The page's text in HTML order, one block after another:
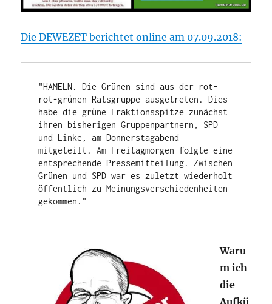
Die DEWEZET berichtet online am 07.09.2018:
"HAMELN. Die Grünen sind aus der rot-
rot-grünen Ratsgruppe ausgetreten. Dies
habe die grüne Fraktionsspitze zunächst
ihren bisherigen Gruppenpartnern, SPD
und Linke, am Donnerstagabend
mitgeteilt. Am Freitagmorgen folgte eine
entsprechende Pressemitteilung. Zwischen
Grünen und SPD war es zuletzt wiederholt
öffentlich zu Meinungsverschiedenheiten
gekommen."
Waru
m ich
die